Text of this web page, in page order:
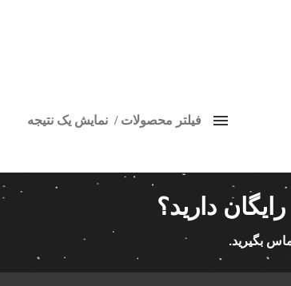
در انبار
فیلتر محصولات نمایش یک نتیجه
قیمت
دارید؟
بگیرید.